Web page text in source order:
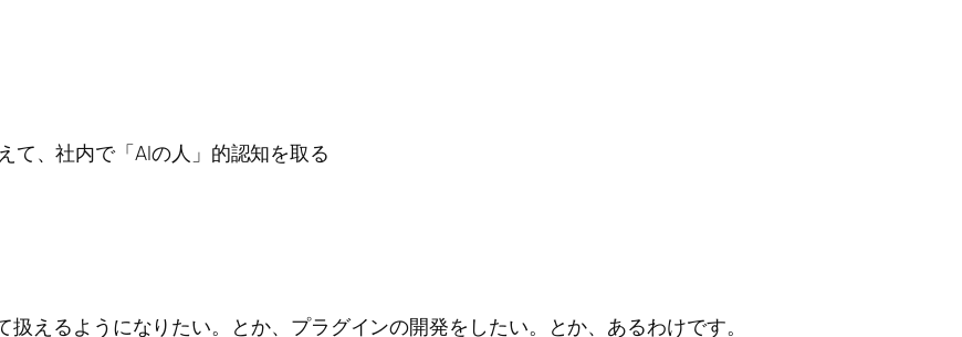
て、社内で「AIの人」的認知を取る
えるようになりたい。とか、プラグインの開発をしたい。とか、あるわけです。